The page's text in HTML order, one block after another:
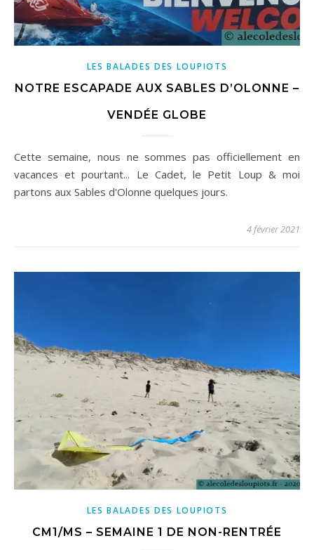
LES BALADES DES LOUPIOTS
NOTRE ESCAPADE AUX SABLES D’OLONNE –
VENDÉE GLOBE
Cette semaine, nous ne sommes pas officiellement en
vacances et pourtant... Le Cadet, le Petit Loup & moi
partons aux Sables d'Olonne quelques jours.
4 février 2021
LES BALADES DES LOUPIOTS
CM1/MS – SEMAINE 1 DE NON-RENTRÉE